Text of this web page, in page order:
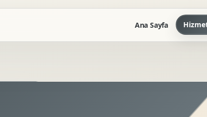
Ana Sayfa